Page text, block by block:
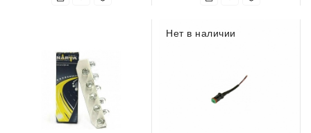
Нет в наличии